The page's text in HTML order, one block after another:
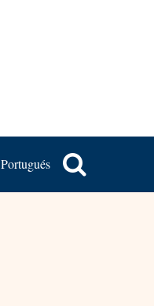
Portugués